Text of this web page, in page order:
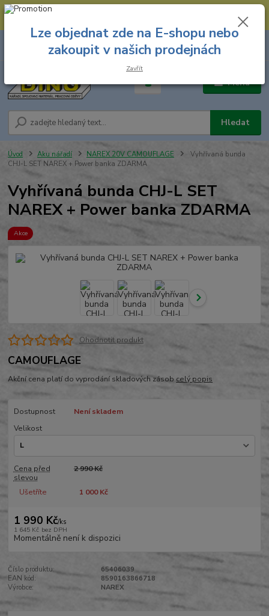
--- Spojovací materiál: 774 431 045 --- Prodejna nářadí: 731 449 423 --
Menu
Hledat
8.00 hod. - 16.00 hod.
za
Úvod Aku nářadí NAREX 20V CAMOUFLAGE
Vyhřívaná bunda
CHJ-L SET NAREX + Power banka ZDARMA
Vyhřívaná bunda CHJ-L SET
NAREX + Power banka ZDARMA
Akce
Ohodnotit produkt
CAMOUFLAGE
Akční cena platí do vyprodání skladových zásob celý popis
Dostupnost
Není skladem
Velikost
Cena před
slevou
2 990 Kč
Ušetříte 1 000 Kč
1 990 Kč/ks
1 645 Kč bez DPH
Momentálně není k dispozici
Číslo produktu:
65406039
EAN kód:
8590163866718
Výrobce:
NAREX
Lze objednat zde na E-shopu nebo
zakoupit v našich prodejnách
Zavřít